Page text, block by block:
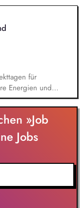
für
Energien und
Präsentationen,
Betreuung
von Führungen in
eines
der
und
mit dem Team vor
zur Begleitung
»Job
Jobs